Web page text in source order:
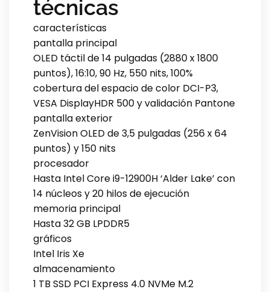
técnicas
características
pantalla principal
OLED táctil de 14 pulgadas (2880 x 1800
puntos), 16:10, 90 Hz, 550 nits, 100%
cobertura del espacio de color DCI-P3,
VESA DisplayHDR 500 y validación Pantone
pantalla exterior
ZenVision OLED de 3,5 pulgadas (256 x 64
puntos) y 150 nits
procesador
Hasta Intel Core i9-12900H ‘Alder Lake’ con
14 núcleos y 20 hilos de ejecución
memoria principal
Hasta 32 GB LPDDR5
gráficos
Intel Iris Xe
almacenamiento
1 TB SSD PCI Express 4.0 NVMe M.2